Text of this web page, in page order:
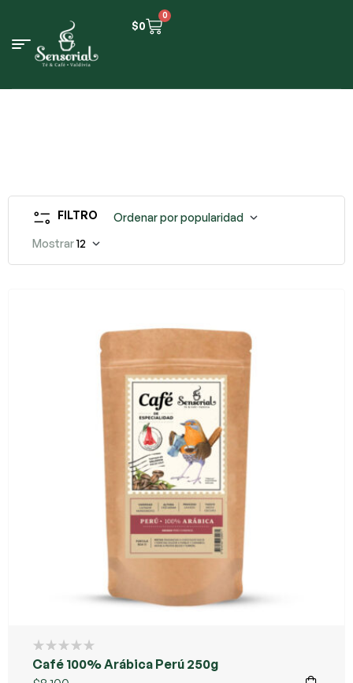
$0
0
FILTRO
Ordenar por popularidad
Mostrar12
Café 100% Arábica Perú 250g